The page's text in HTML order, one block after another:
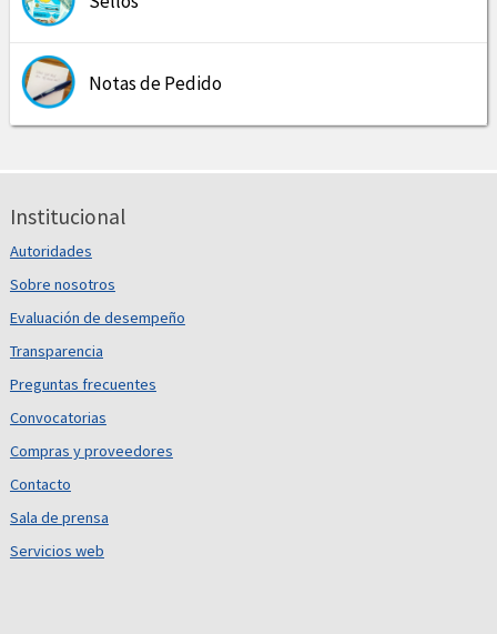
Notas de Pedido
Institucional
Autoridades
Sobre nosotros
Evaluación de desempeño
Transparencia
Preguntas frecuentes
Convocatorias
Compras y proveedores
Contacto
Sala de prensa
Servicios web